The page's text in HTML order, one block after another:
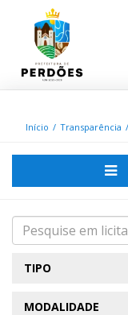
Início Transparência
TIPO
MODALIDADE